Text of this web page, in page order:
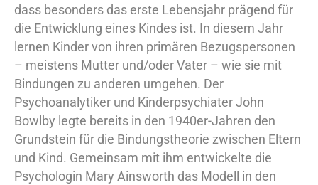
dass besonders das erste Lebensjahr prägend für
die Entwicklung eines Kindes ist. In diesem Jahr
lernen Kinder von ihren primären Bezugspersonen
– meistens Mutter und/oder Vater – wie sie mit
Bindungen zu anderen umgehen. Der
Psychoanalytiker und Kinderpsychiater John
Bowlby legte bereits in den 1940er-Jahren den
Grundstein für die Bindungstheorie zwischen Eltern
und Kind. Gemeinsam mit ihm entwickelte die
Psychologin Mary Ainsworth das Modell in den